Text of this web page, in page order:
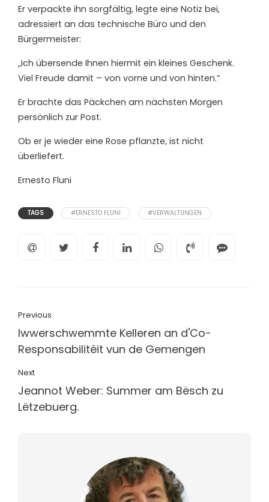
Er verpackte ihn sorgfältig, legte eine Notiz bei,
adressiert an das technische Büro und den
Bürgermeister:
„Ich übersende Ihnen hiermit ein kleines Geschenk.
Viel Freude damit – von vorne und von hinten.“
Er brachte das Päckchen am nächsten Morgen
persönlich zur Post.
Ob er je wieder eine Rose pflanzte, ist nicht
überliefert.
Ernesto Fluni
TAGS #ERNESTO FLUNI #VERWALTUNGEN
Previous
Iwwerschwemmte Kelleren an d'Co-
Responsabilitéit vun de Gemengen
Next
Jeannot Weber: Summer am Bësch zu
Lëtzebuerg.